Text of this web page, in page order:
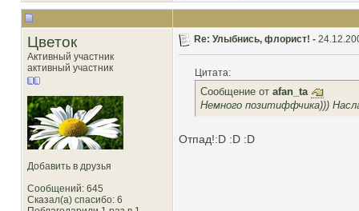
Цветок
Активный участник
активный участник
Добавить в друзья
Сообщений: 645
Сказал(а) спасибо: 6
Re: Улыбнись, флорист! -
Цитата:
Сообщение от afan_ta
Немного позитиффчика)))
Отпад!:D :D :D